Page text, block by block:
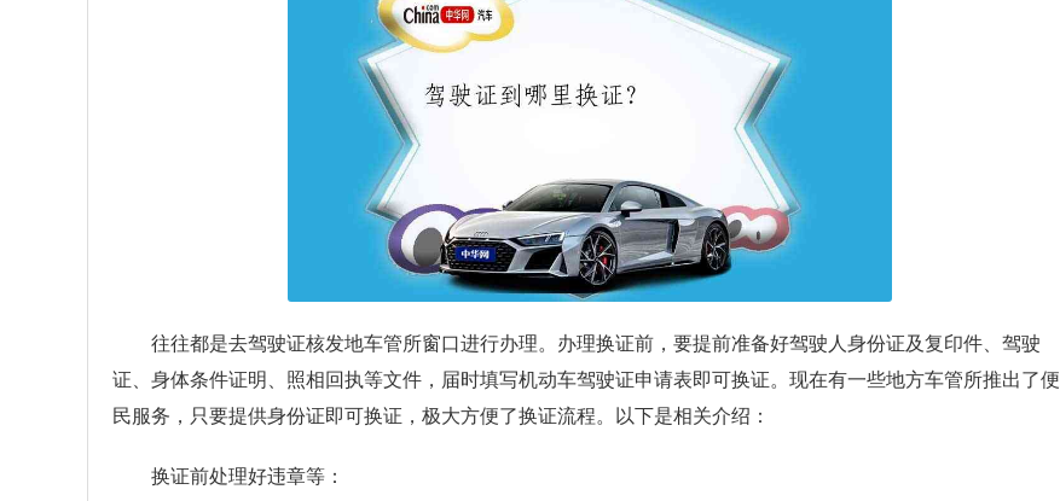
往往都是去驾驶证核发地车管所窗口进行办理。办理换证前，要提前准备好驾驶人身份证及复印件、驾驶
证、身体条件证明、照相回执等文件，届时填写机动车驾驶证申请表即可换证。现在有一些地方车管所推出了便
民服务，只要提供身份证即可换证，极大方便了换证流程。以下是相关介绍：
换证前处理好违章等：